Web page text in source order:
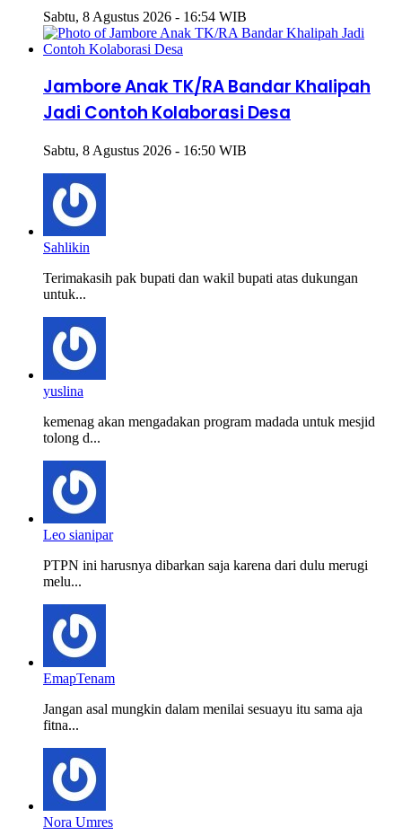
Sabtu, 8 Agustus 2026 - 16:54 WIB
Jambore Anak TK/RA Bandar Khalipah
Jadi Contoh Kolaborasi Desa
Sabtu, 8 Agustus 2026 - 16:50 WIB
Sahlikin
Terimakasih pak bupati dan wakil bupati atas dukungan
untuk...
yuslina
kemenag akan mengadakan program madada untuk mesjid
tolong d...
Leo sianipar
PTPN ini harusnya dibarkan saja karena dari dulu merugi
melu...
EmapTenam
Jangan asal mungkin dalam menilai sesuayu itu sama aja
fitna...
Nora Umres